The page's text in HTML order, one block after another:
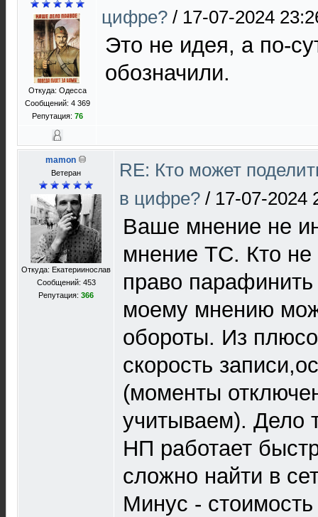
Откуда: Одесса
Сообщений: 4 369
Репутация: 76
цифре? / 17-07-2024
Это не идея, а по-
обозначили.
mamon
Ветеран
Откуда: Екатериинослав
Сообщений: 453
Репутация: 366
RE: Кто может
в цифре? / 17-07-2024
Ваше мнение не
мнение ТС. Кто не
право
моему мнению
обороты. Из
скорость
(моменты
учитываем). Дело
НП работает
сложно найти в
Минус - стоимость